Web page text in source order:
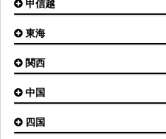
釧路空港
稚内空港
とかち帯広空港
根室中標津空港
奥尻空港
利尻空港
三沢空港
福島空港
大館能代空港
庄内空港
山形空港
能登空港
東京(羽田)空港
茨城空港
八丈島空港
甲信越
新潟空港
東海
名古屋(中部)空港
静岡空港
関西
大阪(伊丹)空港
神戸空港
中国
広島空港
四国